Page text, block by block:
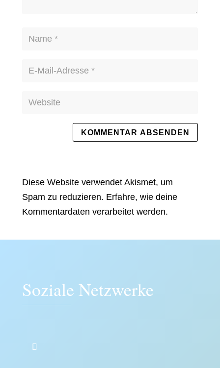
Diese Website verwendet Akismet, um
Spam zu reduzieren. Erfahre, wie deine
Kommentardaten verarbeitet werden.
Soziale Netzwerke